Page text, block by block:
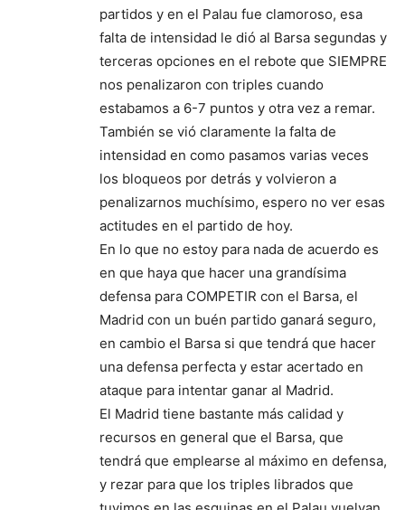
partidos y en el Palau fue clamoroso, esa
falta de intensidad le dió al Barsa segundas y
terceras opciones en el rebote que SIEMPRE
nos penalizaron con triples cuando
estabamos a 6-7 puntos y otra vez a remar.
También se vió claramente la falta de
intensidad en como pasamos varias veces
los bloqueos por detrás y volvieron a
penalizarnos muchísimo, espero no ver esas
actitudes en el partido de hoy.
En lo que no estoy para nada de acuerdo es
en que haya que hacer una grandísima
defensa para COMPETIR con el Barsa, el
Madrid con un buén partido ganará seguro,
en cambio el Barsa si que tendrá que hacer
una defensa perfecta y estar acertado en
ataque para intentar ganar al Madrid.
El Madrid tiene bastante más calidad y
recursos en general que el Barsa, que
tendrá que emplearse al máximo en defensa,
y rezar para que los triples librados que